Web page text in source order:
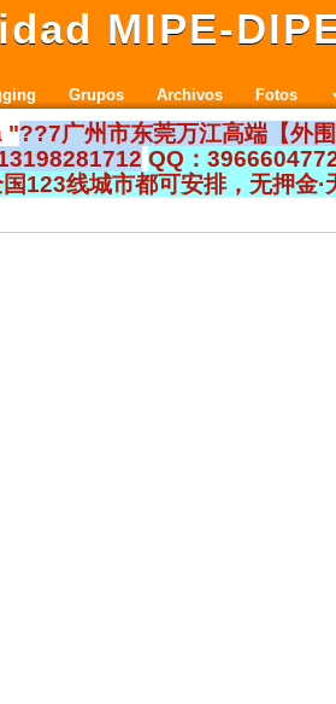
MIPE-
Grupos Archivos Fotos
"??7广州市东莞万江高端【外
QQ：
123线城市都可安排，无押金·